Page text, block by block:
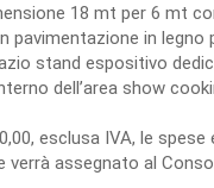
18 mt per 6 mt
in legno
stand espositivo
dell’area show
esclusa IVA, le
assegnato al